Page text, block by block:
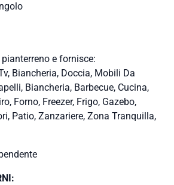
e fornisce:
Biancheria, Doccia, Mobili Da
Biancheria, Barbecue, Cucina,
Forno, Freezer, Frigo, Gazebo,
Patio, Zanzariere, Zona Tranquilla,